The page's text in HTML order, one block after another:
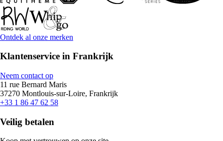
Ontdek al onze merken
Klantenservice in Frankrijk
Neem contact op
11 rue Bernard Maris
37270 Montlouis-sur-Loire, Frankrijk
+33 1 86 47 62 58
Veilig betalen